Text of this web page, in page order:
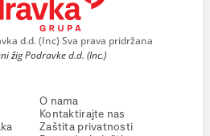
d.d. (Inc) Sva prava pridržana
žig Podravke d.d. (Inc.)
O nama
Kontaktirajte nas
Zaštita privatnosti